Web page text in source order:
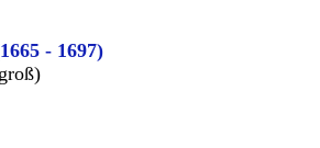
- 1697)